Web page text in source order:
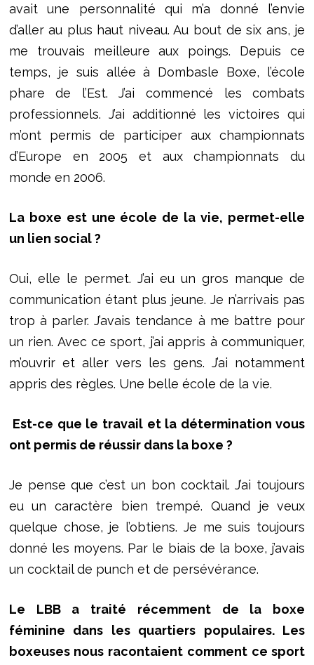
avait une personnalité qui m’a donné l’envie
d’aller au plus haut niveau. Au bout de six ans, je
me trouvais meilleure aux poings. Depuis ce
temps, je suis allée à Dombasle Boxe, l’école
phare de l’Est. J’ai commencé les combats
professionnels. J’ai additionné les victoires qui
m’ont permis de participer aux championnats
d’Europe en 2005 et aux championnats du
monde en 2006.
La boxe est une école de la vie, permet-elle
un lien social ?
Oui, elle le permet. J’ai eu un gros manque de
communication étant plus jeune. Je n’arrivais pas
trop à parler. J’avais tendance à me battre pour
un rien. Avec ce sport, j’ai appris à communiquer,
m’ouvrir et aller vers les gens. J’ai notamment
appris des règles. Une belle école de la vie.
Est-ce que le travail et la détermination vous
ont permis de réussir dans la boxe ?
Je pense que c’est un bon cocktail. J’ai toujours
eu un caractère bien trempé. Quand je veux
quelque chose, je l’obtiens. Je me suis toujours
donné les moyens. Par le biais de la boxe, j’avais
un cocktail de punch et de persévérance.
Le LBB a traité récemment de la boxe
féminine dans les quartiers populaires. Les
boxeuses nous racontaient comment ce sport